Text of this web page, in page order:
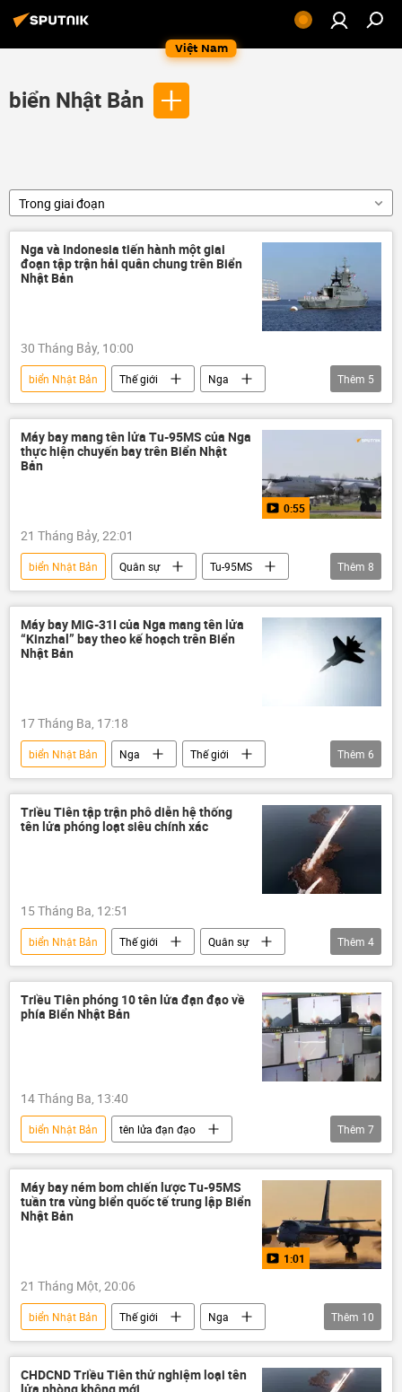
Việt Nam
biển Nhật Bản
Trong giai đoạn
Nga và Indonesia tiến hành một giai
đoạn tập trận hải quân chung trên Biển
Nhật Bản
30 Tháng Bảy, 10:00
biển Nhật Bản Thế giới
Nga
Indonesia
Quân sự
cuộc tập trận
Hải quân Nga
Hạm đội Thái Bình Dương
Thêm 5
Máy bay mang tên lửa Tu-95MS của Nga
thực hiện chuyến bay trên Biển Nhật
Bản
0:55
21 Tháng Bảy, 22:01
biển Nhật Bản Quân sự
Tu-95MS
tên lửa
Bắc Cực
Bộ Quốc phòng Nga
Thái Bình Dương
Nga
Thế giới
Multimedia
Thêm 8
Máy bay MiG-31I của Nga mang tên lửa
“Kinzhal” bay theo kế hoạch trên Biển
Nhật Bản
17 Tháng Ba, 17:18
biển Nhật Bản Nga
Thế giới
Quân sự
Quân đội Nga
Bộ Quốc phòng Nga
Kinzhal
MiG-31
Thêm 6
Triều Tiên tập trận phô diễn hệ thống
tên lửa phóng loạt siêu chính xác
15 Tháng Ba, 12:51
biển Nhật Bản Thế giới
Quân sự
Chính trị
Kim Jong-un
Bắc Triều Tiên
cuộc tập trận
Thêm 4
Triều Tiên phóng 10 tên lửa đạn đạo về
phía Biển Nhật Bản
14 Tháng Ba, 13:40
biển Nhật Bản
tên lửa đạn đạo
Kim Yo Jong
Bắc Triều Tiên
thông tin
Thế giới
Hàn Quốc
Hoa Kỳ
cuộc tập trận
Thêm 7
Máy bay ném bom chiến lược Tu-95MS
tuần tra vùng biển quốc tế trung lập Biển
Nhật Bản
1:01
21 Tháng Một, 20:06
biển Nhật Bản Thế giới
Nga
Quân sự
Tu-95MS
Lực lượng Hàng không vũ trụ Liên bang Nga
Thêm 10
CHDCND Triều Tiên thử nghiệm loại tên